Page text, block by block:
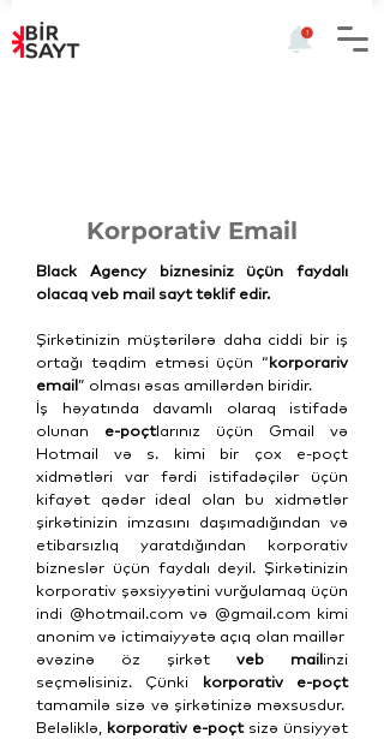
Korporativ Email
Black Agency biznesiniz üçün faydalı
olacaq veb mail sayt təklif edir.
Şirkətinizin müştərilərə daha ciddi bir iş
ortağı təqdim etməsi üçün “korporariv
email” olması əsas amillərdən biridir.
İş həyatında davamlı olaraq istifadə
olunan e-poçtlarınız üçün Gmail və
Hotmail və s. kimi bir çox e-poçt
xidmətləri var fərdi istifadəçilər üçün
kifayət qədər ideal olan bu xidmətlər
şirkətinizin imzasını daşımadığından və
etibarsızlıq yaratdığından korporativ
bizneslər üçün faydalı deyil. Şirkətinizin
korporativ şəxsiyyətini vurğulamaq üçün
indi @hotmail.com və @gmail.com kimi
anonim və ictimaiyyətə açıq olan maillər
əvəzinə öz şirkət veb mailinzi
seçməlisiniz. Çünki korporativ e-poçt
tamamilə sizə və şirkətinizə məxsusdur.
Beləliklə, korporativ e-poçt sizə ünsiyyət